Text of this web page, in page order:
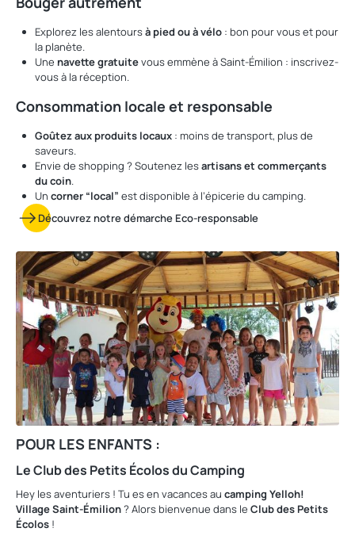
Explorez les alentoursà pied ou à vélo : bon pour vous et pour
la planète.
Une navette gratuitevous emmène à Saint-Émilion : inscrivez-
vous à la réception.
Consommation locale et responsable
Goûtez aux produits locaux : moins de transport, plus de
saveurs.
Envie de shopping ? Soutenez lesartisans et commerçants
du coin.
Un corner “local” est disponible à l’épicerie du camping.
Découvrez notre démarche Eco-responsable
POUR LES ENFANTS :
Le Club des Petits Écolos du Camping
Hey les aventuriers ! Tu es en vacances au camping Yelloh!
Village Saint-Émilion? Alors bienvenue dans le Club des Petits
Écolos !